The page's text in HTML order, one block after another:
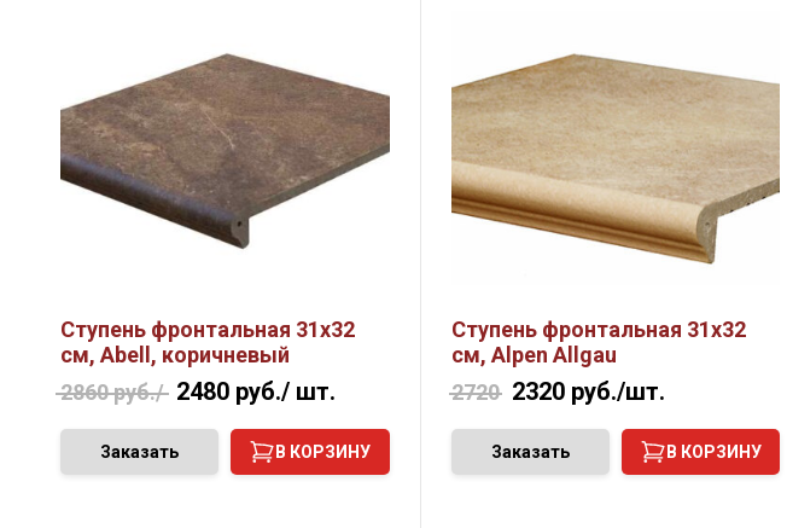
Ступень фронтальная 31х32
см, Abell, коричневый
2860 руб./ 2480 руб./ шт.
Заказать В КОРЗИНУ
Ступень фронтальная 31х32
см, Alpen Allgau
2720 2320 руб./шт.
Заказать В КОРЗИНУ